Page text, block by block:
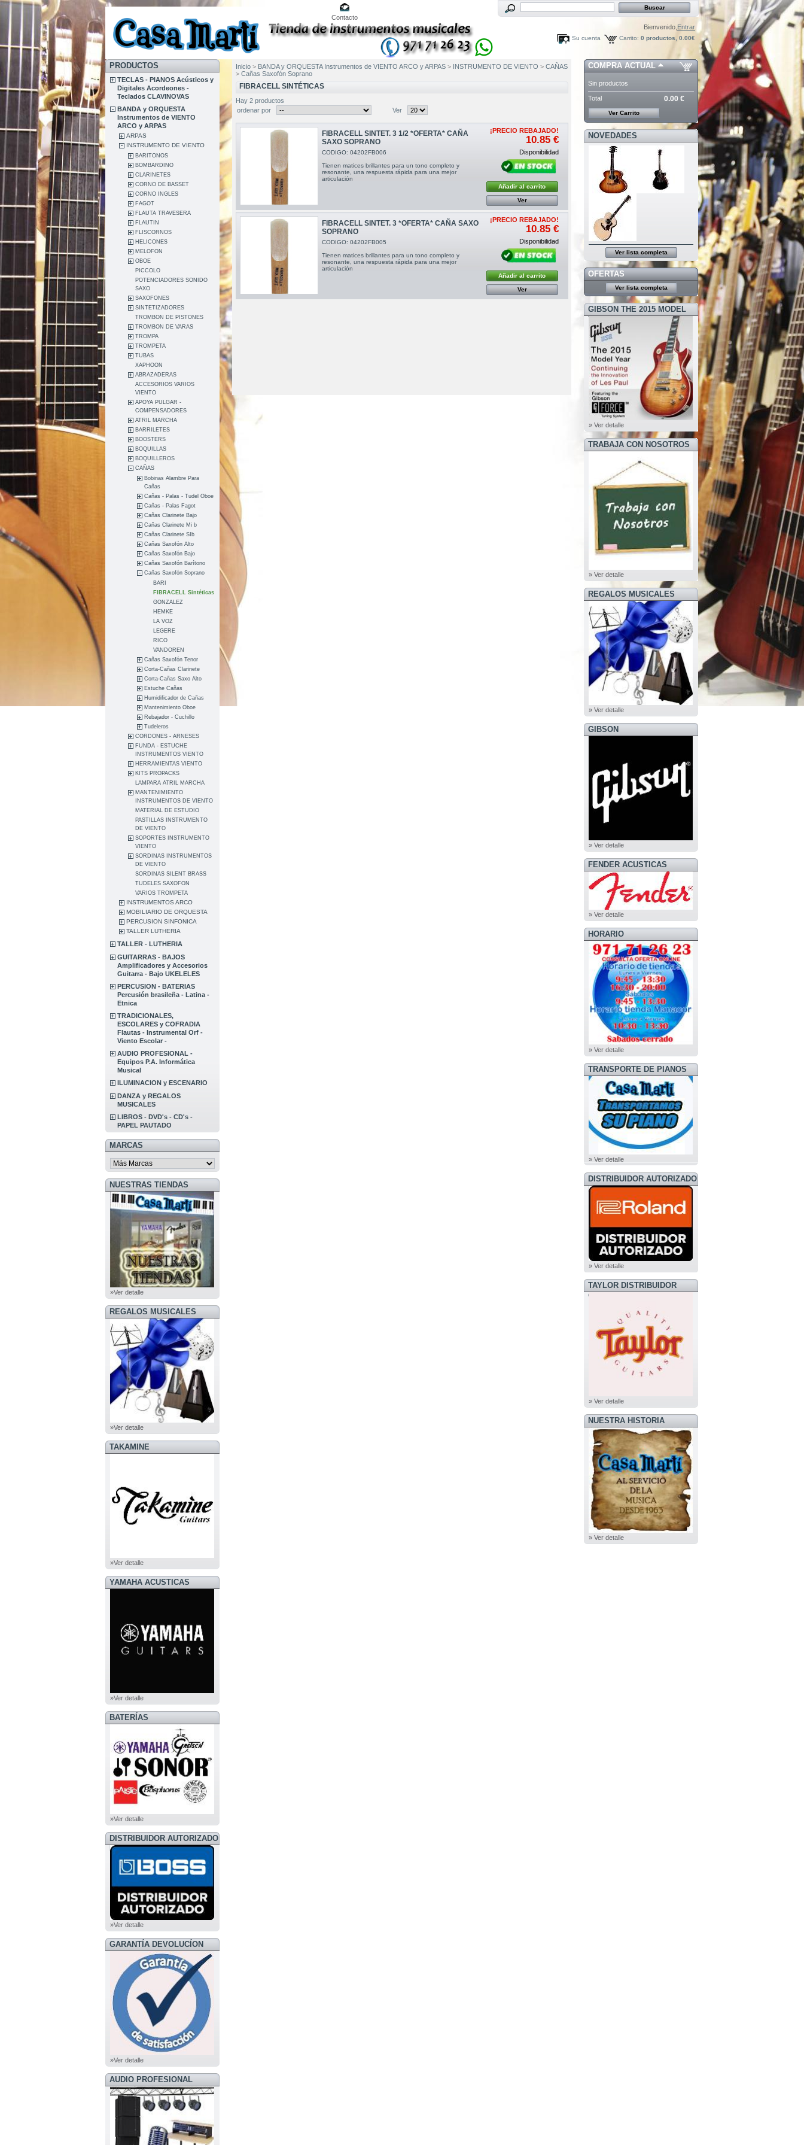
Contacto
Bienvenido, Entrar
Carrito: 0 productos, 0.00€
Su cuenta
PRODUCTOS
TECLAS - PIANOS Acústicos y
Digitales Acordeones -
Teclados CLAVINOVAS
BANDA y ORQUESTA
Instrumentos de VIENTO
ARCO y ARPAS
ARPAS
INSTRUMENTO DE VIENTO
BARITONOS
BOMBARDINO
CLARINETES
CORNO DE BASSET
CORNO INGLES
FAGOT
FLAUTA TRAVESERA
FLAUTIN
FLISCORNOS
HELICONES
MELOFON
OBOE
PICCOLO
POTENCIADORES SONIDO
SAXO
SAXOFONES
SINTETIZADORES
TROMBON DE PISTONES
TROMBON DE VARAS
TROMPA
TROMPETA
TUBAS
XAPHOON
ABRAZADERAS
ACCESORIOS VARIOS
VIENTO
APOYA PULGAR -
COMPENSADORES
ATRIL MARCHA
BARRILETES
BOOSTERS
BOQUILLAS
BOQUILLEROS
CAÑAS
Bobinas Alambre Para
Cañas
Cañas - Palas - Tudel Oboe
Cañas - Palas Fagot
Cañas Clarinete Bajo
Cañas Clarinete Mi b
Cañas Clarinete SIb
Cañas Saxofón Alto
Cañas Saxofón Bajo
Cañas Saxofón Barítono
Cañas Saxofón Soprano
BARI
FIBRACELL Sintéticas
GONZALEZ
HEMKE
LA VOZ
LEGERE
RICO
VANDOREN
Cañas Saxofón Tenor
Corta-Cañas Clarinete
Corta-Cañas Saxo Alto
Estuche Cañas
Humidificador de Cañas
Mantenimiento Oboe
Rebajador - Cuchillo
Tudeleros
CORDONES - ARNESES
FUNDA - ESTUCHE
INSTRUMENTOS VIENTO
HERRAMIENTAS VIENTO
KITS PROPACKS
LAMPARA ATRIL MARCHA
MANTENIMIENTO
INSTRUMENTOS DE VIENTO
MATERIAL DE ESTUDIO
PASTILLAS INSTRUMENTO
DE VIENTO
SOPORTES INSTRUMENTO
VIENTO
SORDINAS INSTRUMENTOS
DE VIENTO
SORDINAS SILENT BRASS
TUDELES SAXOFON
VARIOS TROMPETA
INSTRUMENTOS ARCO
MOBILIARIO DE ORQUESTA
PERCUSION SINFONICA
TALLER LUTHERIA
TALLER - LUTHERIA
GUITARRAS - BAJOS
Amplificadores y Accesorios
Guitarra - Bajo UKELELES
PERCUSION - BATERIAS
Percusión brasileña - Latina -
Etnica
TRADICIONALES,
ESCOLARES y COFRADIA
Flautas - Instrumental Orf -
Viento Escolar -
AUDIO PROFESIONAL -
Equipos P.A. Informática
Musical
ILUMINACION y ESCENARIO
DANZA y REGALOS
MUSICALES
LIBROS - DVD's - CD's -
PAPEL PAUTADO
MARCAS
NUESTRAS TIENDAS
»Ver detalle
REGALOS MUSICALES
»Ver detalle
TAKAMINE
»Ver detalle
YAMAHA ACUSTICAS
»Ver detalle
BATERÍAS
»Ver detalle
DISTRIBUIDOR AUTORIZADO
BOSS
»Ver detalle
GARANTÍA DEVOLUCÍON
»Ver detalle
AUDIO PROFESIONAL
Inicio > BANDA y ORQUESTA Instrumentos de VIENTO ARCO y ARPAS > INSTRUMENTO DE VIENTO > CAÑAS
> Cañas Saxofón Soprano
FIBRACELL SINTÉTICAS
Hay 2 productos
ordenar por
Ver
FIBRACELL SINTET. 3 1/2 *OFERTA* CAÑA
SAXO SOPRANO
CODIGO: 04202FB006
Tienen matices brillantes para un tono completo y
resonante, una respuesta rápida para una mejor
articulación
¡PRECIO REBAJADO!
10.85 €
Disponibilidad
Añadir al carrito
Ver
FIBRACELL SINTET. 3 *OFERTA* CAÑA SAXO
SOPRANO
CODIGO: 04202FB005
Tienen matices brillantes para un tono completo y
resonante, una respuesta rápida para una mejor
articulación
¡PRECIO REBAJADO!
10.85 €
Disponibilidad
Añadir al carrito
Ver
COMPRA ACTUAL
Sin productos
Total 0.00 €
Ver Carrito
NOVEDADES
Ver lista completa
OFERTAS
Ver lista completa
GIBSON THE 2015 MODEL
YEAR
» Ver detalle
TRABAJA CON NOSOTROS
» Ver detalle
REGALOS MUSICALES
» Ver detalle
GIBSON
» Ver detalle
FENDER ACUSTICAS
» Ver detalle
HORARIO
» Ver detalle
TRANSPORTE DE PIANOS
» Ver detalle
DISTRIBUIDOR AUTORIZADO
ROLAND
» Ver detalle
TAYLOR DISTRIBUIDOR
OFICIAL
» Ver detalle
NUESTRA HISTORIA
» Ver detalle